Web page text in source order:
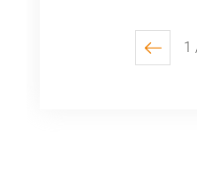
1